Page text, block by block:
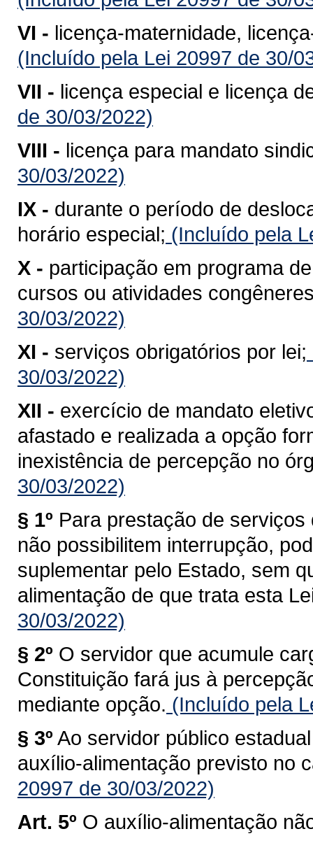
VI - licença-maternidade,
(Incluído pela Lei 20997 de 30/
VII - licença especial e licença
de 30/03/2022)
VIII - licença para mandato
30/03/2022)
IX - durante o período de
horário especial; (Incluído pela
X - participação em programa
cursos ou atividades
30/03/2022)
XI - serviços obrigatórios por lei;
30/03/2022)
XII - exercício de mandato
afastado e realizada a opção
inexistência de percepção no
30/03/2022)
§ 1º Para prestação de
não possibilitem interrupção,
suplementar pelo Estado, sem
alimentação de que trata esta
30/03/2022)
§ 2º O servidor que acumule
Constituição fará jus à
mediante opção. (Incluído pela
§ 3º Ao servidor público
auxílio-alimentação previsto no
20997 de 30/03/2022)
Art. 5º O auxílio-alimentação